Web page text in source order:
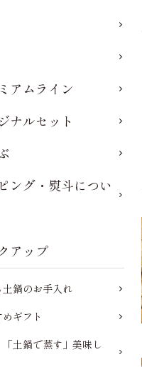
アムライン
ナルセット
ング・熨斗につい
アップ
土鍋のお手入れ
ギフト
土鍋で蒸す」美味し